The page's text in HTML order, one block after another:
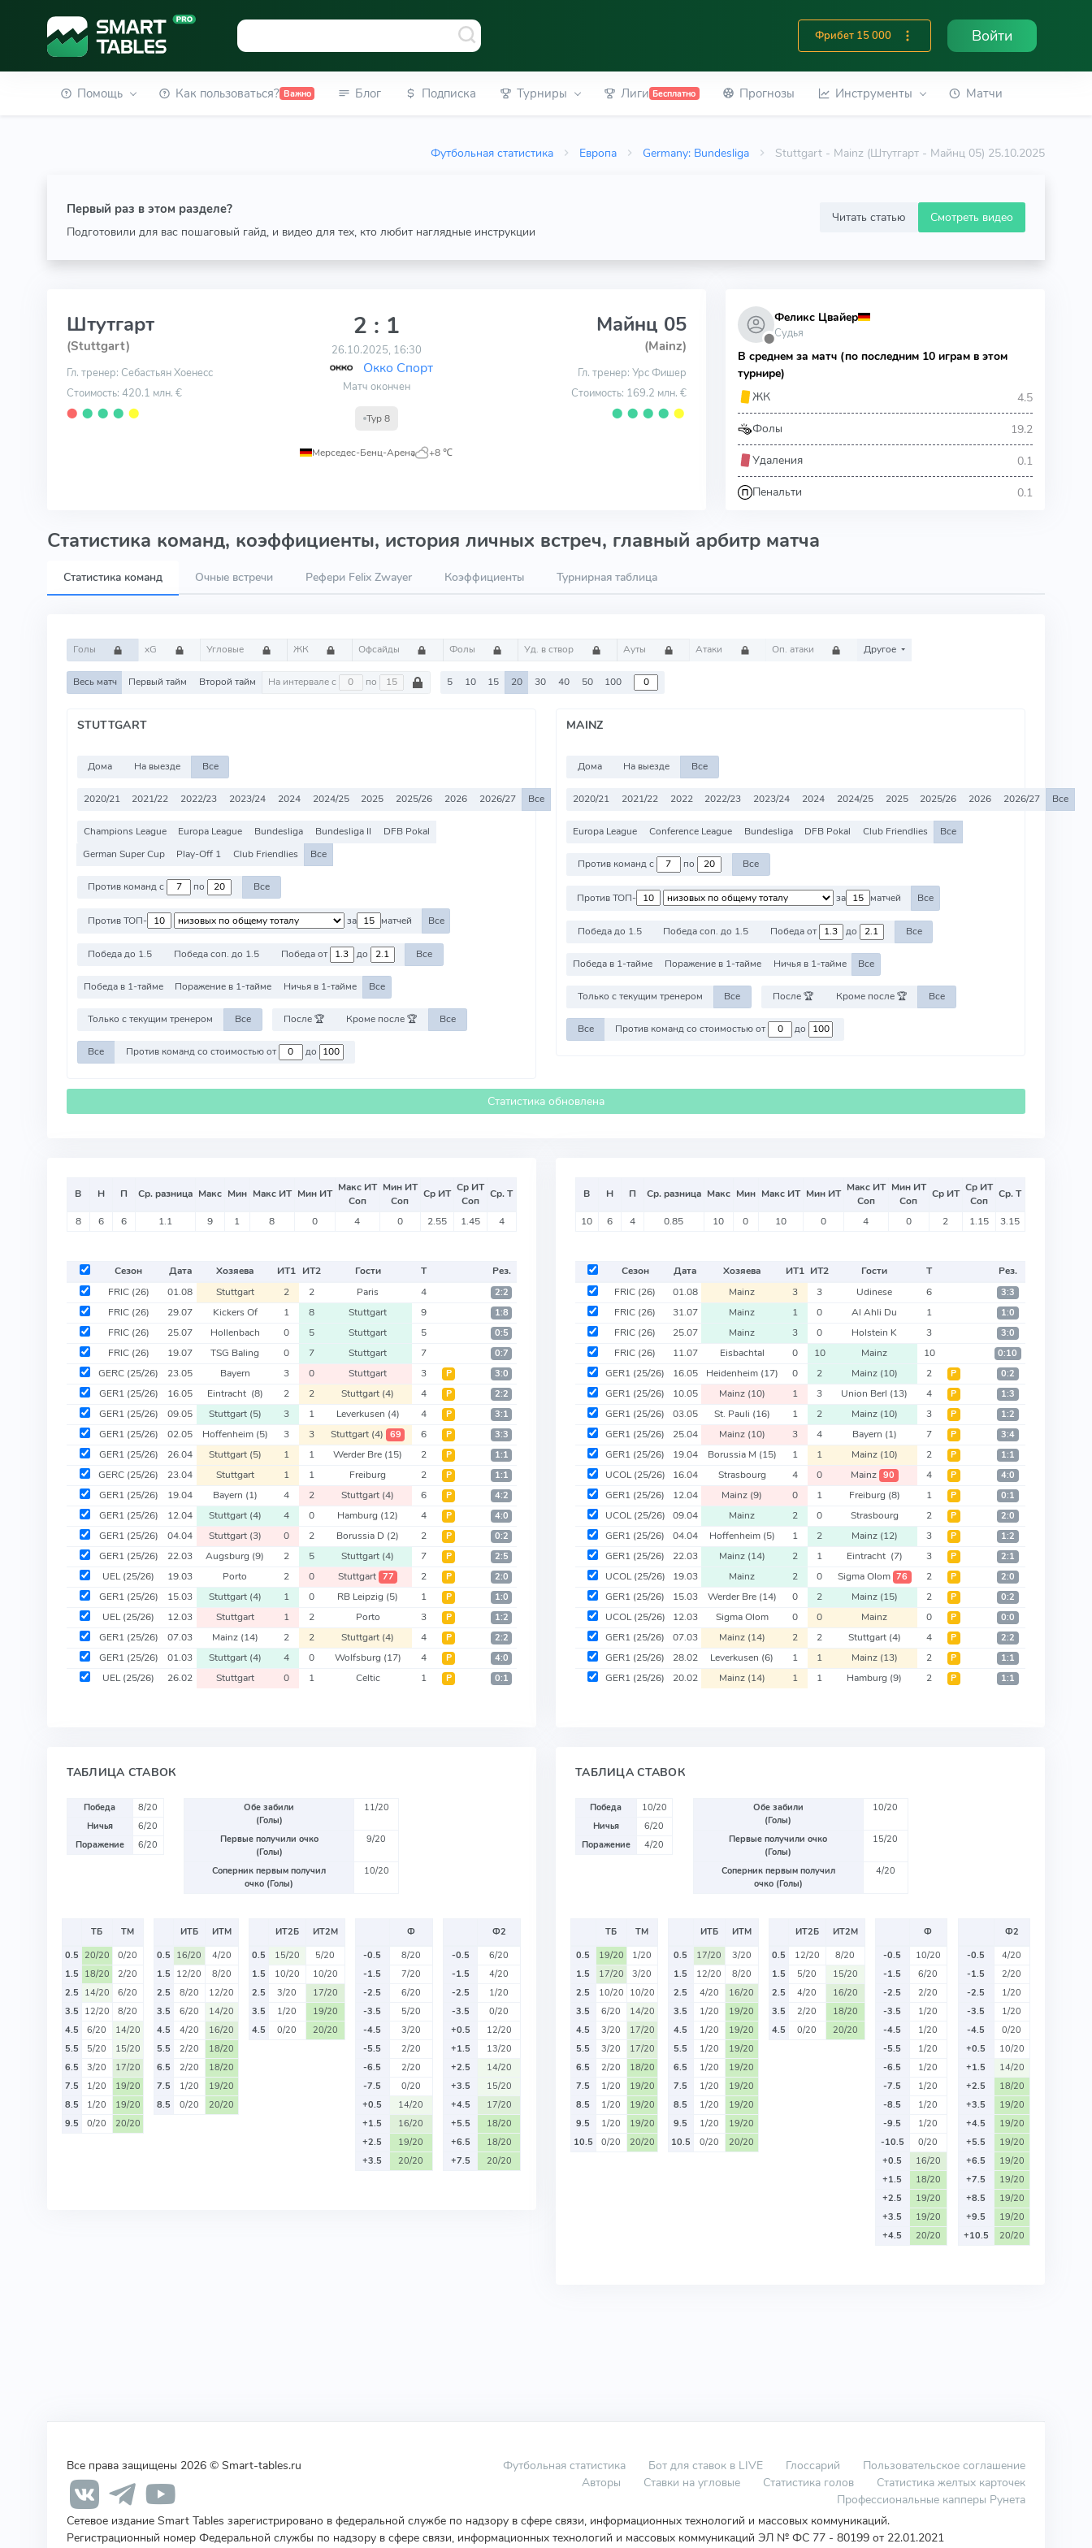
Фрибет 15 000 Войти
Помощь Как пользоваться? Важно Блог Подписка Турниры Лиги Бесплатно Прогнозы Инструменты Матчи
Футбольная статистика Европа Germany: Bundesliga Stuttgart - Mainz (Штутгарт - Майнц 05) 25.10.2025
Первый раз в этом разделе?
Подготовили для вас пошаговый гайд, и видео для тех, кто любит наглядные инструкции
Читать статью Смотреть видео
Штутгарт
(Stuttgart)
Гл. тренер: Себастьян Хоенесс
Стоимость: 420.1 млн. €
⬤ ⬤ ⬤ ⬤ ⬤
2 : 1
26.10.2025, 16:30
Окко Спорт
Матч окончен
Тур 8
Мерседес-Бенц-Арена
, +8 ℃
Майнц 05
(Mainz)
Гл. тренер: Урс Фишер
Стоимость: 169.2 млн. €
⬤ ⬤ ⬤ ⬤ ⬤
⬤
Феликс Цвайер
Судья
В среднем за матч (по последним 10 играм в этом
турнире)
ЖК
4.5
Фолы 19.2
Удаления 0.1
Пенальти 0.1
Статистика команд, коэффициенты, история личных встреч, главный арбитр матча
Статистика команд Очные встречи Рефери Felix Zwayer Коэффициенты Турнирная таблица
Голы xG Угловые ЖК Офсайды Фолы Уд. в створ Ауты Атаки Оп. атаки Другое
Весь матч Первый тайм Второй тайм На интервале с по 5 10 15 20 30 40 50 100
STUTTGART
Дома На выезде Все
2020/21 2021/22 2022/23 2023/24 2024 2024/25 2025 2025/26 2026 2026/27 Все
Champions League Europa League Bundesliga Bundesliga II
DFB Pokal
German Super Cup
Play-Off 1 Club Friendlies Все
Против команд с по Все
Против ТОП- за матчей Все
Победа до 1.5 Победа соп. до 1.5 Победа от до Все
Победа в 1-тайме Поражение в 1-тайме Ничья в 1-тайме Все
Только с текущим тренером Все После 🏆 Кроме после 🏆 Все
Все Против команд со стоимостью от до
MAINZ
Дома На выезде Все
2020/21 2021/22 2022 2022/23 2023/24 2024 2024/25 2025 2025/26 2026 2026/27 Все
Europa League Conference League Bundesliga DFB Pokal Club Friendlies Все
Против команд с по Все
Против ТОП- за матчей Все
Победа до 1.5 Победа соп. до 1.5 Победа от до Все
Победа в 1-тайме Поражение в 1-тайме Ничья в 1-тайме Все
Только с текущим тренером Все После 🏆 Кроме после 🏆 Все
Все Против команд со стоимостью от до
Статистика обновлена
В Н П Ср. разница Макс Мин Макс ИТ Мин ИТ Макс ИТ
Соп
Мин ИТ
Соп
Ср ИТ Ср ИТ
Соп
Ср. Т
8 6 6 1.1 9 1 8 0 4 0 2.55 1.45 4
Сезон Дата Хозяева ИТ1 ИТ2 Гости Т
Рез.
FRIC (26) 01.08 Stuttgart 2 2 Paris 4 2:2
FRIC (26) 29.07 Kickers Of 1 8 Stuttgart 9 1:8
FRIC (26) 25.07 Hollenbach 0 5 Stuttgart 5 0:5
FRIC (26) 19.07 TSG Baling 0 7 Stuttgart 7 0:7
GERC (25/26) 23.05 Bayern 3 0 Stuttgart 3 Р 3:0
GER1 (25/26) 16.05 Eintracht (8) 2 2 Stuttgart (4) 4 Р 2:2
GER1 (25/26) 09.05 Stuttgart (5) 3 1 Leverkusen (4) 4 Р 3:1
GER1 (25/26) 02.05 Hoffenheim (5) 3 3 Stuttgart (4) 69 6 Р 3:3
GER1 (25/26) 26.04 Stuttgart (5) 1 1 Werder Bre (15) 2 Р 1:1
GERC (25/26) 23.04 Stuttgart 1 1 Freiburg 2 Р 1:1
GER1 (25/26) 19.04 Bayern (1) 4 2 Stuttgart (4) 6 Р 4:2
GER1 (25/26) 12.04 Stuttgart (4) 4 0 Hamburg (12) 4 Р 4:0
GER1 (25/26) 04.04 Stuttgart (3) 0 2 Borussia D (2) 2 Р 0:2
GER1 (25/26) 22.03 Augsburg (9) 2 5 Stuttgart (4) 7 Р 2:5
UEL(25/26) 19.03 Porto 2 0 Stuttgart 77 2 Р 2:0
GER1 (25/26) 15.03 Stuttgart (4) 1 0 RB Leipzig (5) 1 Р 1:0
UEL(25/26) 12.03 Stuttgart 1 2 Porto 3 Р 1:2
GER1 (25/26) 07.03 Mainz (14) 2 2 Stuttgart (4) 4 Р 2:2
GER1 (25/26) 01.03 Stuttgart (4) 4 0 Wolfsburg (17) 4 Р 4:0
UEL(25/26) 26.02 Stuttgart 0 1 Celtic 1 Р 0:1
ТАБЛИЦА СТАВОК
Победа
8/20
Ничья
6/20
Поражение
6/20
Обе забили
(Голы)
11/20
Первые получили очко
(Голы)
9/20
Соперник первым получил
очко (Голы)
10/20
ТБ
ТМ
0.5 20/20
0/20
1.5 18/20
2/20
2.5 14/20
6/20
3.5 12/20
8/20
4.5
6/20
14/20
5.5
5/20
15/20
6.5
3/20
17/20
7.5
1/20
19/20
8.5
1/20
19/20
9.5
0/20 20/20
ИТБ
ИТМ
0.5 16/20
4/20
1.5 12/20
8/20
2.5
8/20
12/20
3.5
6/20
14/20
4.5
4/20
16/20
5.5
2/20
18/20
6.5
2/20
18/20
7.5
1/20
19/20
8.5
0/20 20/20
ИТ2Б
ИТ2М
0.5
15/20
5/20
1.5
10/20
10/20
2.5
3/20
17/20
3.5
1/20
19/20
4.5
0/20 20/20
Ф
-0.5
8/20
-1.5
7/20
-2.5
6/20
-3.5
5/20
-4.5
3/20
-5.5
2/20
-6.5
2/20
-7.5
0/20
+0.5
14/20
+1.5
16/20
+2.5
19/20
+3.5
20/20
Ф2
-0.5
6/20
-1.5
4/20
-2.5
1/20
-3.5
0/20
+0.5
12/20
+1.5
13/20
+2.5
14/20
+3.5
15/20
+4.5
17/20
+5.5
18/20
+6.5
18/20
+7.5
20/20
В Н П Ср. разница Макс Мин Макс ИТ Мин ИТ Макс ИТ
Соп
Мин ИТ
Соп
Ср ИТ Ср ИТ
Соп
Ср. Т
10 6 4 0.85 10 0 10 0 4 0 2 1.15 3.15
Сезон Дата Хозяева ИТ1 ИТ2 Гости Т
Рез.
FRIC (26) 01.08 Mainz 3 3 Udinese 6 3:3
FRIC (26) 31.07 Mainz 1 0 Al Ahli Du 1 1:0
FRIC (26) 25.07 Mainz 3 0 Holstein K 3 3:0
FRIC (26) 11.07 Eisbachtal 0 10 Mainz 10 0:10
GER1 (25/26) 16.05 Heidenheim (17) 0 2 Mainz (10) 2 Р 0:2
GER1 (25/26) 10.05 Mainz (10) 1 3 Union Berl (13) 4 Р 1:3
GER1 (25/26) 03.05 St. Pauli (16) 1 2 Mainz (10) 3 Р 1:2
GER1 (25/26) 25.04 Mainz (10) 3 4 Bayern (1) 7 Р 3:4
GER1 (25/26) 19.04 Borussia M (15) 1 1 Mainz (10) 2 Р 1:1
UCOL(25/26) 16.04 Strasbourg 4 0 Mainz 90 4 Р 4:0
GER1 (25/26) 12.04 Mainz (9) 0 1 Freiburg (8) 1 Р 0:1
UCOL(25/26) 09.04 Mainz 2 0 Strasbourg 2 Р 2:0
GER1 (25/26) 04.04 Hoffenheim (5) 1 2 Mainz (12) 3 Р 1:2
GER1 (25/26) 22.03 Mainz (14) 2 1 Eintracht (7) 3 Р 2:1
UCOL(25/26) 19.03 Mainz 2 0 Sigma Olom 76 2 Р 2:0
GER1 (25/26) 15.03 Werder Bre (14) 0 2 Mainz (15) 2 Р 0:2
UCOL(25/26) 12.03 Sigma Olom 0 0 Mainz 0 Р 0:0
GER1 (25/26) 07.03 Mainz (14) 2 2 Stuttgart (4) 4 Р 2:2
GER1 (25/26) 28.02 Leverkusen (6) 1 1 Mainz (13) 2 Р 1:1
GER1 (25/26) 20.02 Mainz (14) 1 1 Hamburg (9) 2 Р 1:1
ТАБЛИЦА СТАВОК
Победа
10/20
Ничья
6/20
Поражение
4/20
Обе забили
(Голы)
10/20
Первые получили очко
(Голы)
15/20
Соперник первым получил
очко (Голы)
4/20
ТБ
ТМ
0.5
19/20
1/20
1.5
17/20
3/20
2.5
10/20 10/20
3.5
6/20
14/20
4.5
3/20
17/20
5.5
3/20
17/20
6.5
2/20
18/20
7.5
1/20
19/20
8.5
1/20
19/20
9.5
1/20
19/20
10.5
0/20 20/20
ИТБ
ИТМ
0.5
17/20
3/20
1.5
12/20
8/20
2.5
4/20
16/20
3.5
1/20
19/20
4.5
1/20
19/20
5.5
1/20
19/20
6.5
1/20
19/20
7.5
1/20
19/20
8.5
1/20
19/20
9.5
1/20
19/20
10.5
0/20 20/20
ИТ2Б
ИТ2М
0.5
12/20
8/20
1.5
5/20
15/20
2.5
4/20
16/20
3.5
2/20
18/20
4.5
0/20 20/20
Ф
-0.5
10/20
-1.5
6/20
-2.5
2/20
-3.5
1/20
-4.5
1/20
-5.5
1/20
-6.5
1/20
-7.5
1/20
-8.5
1/20
-9.5
1/20
-10.5
0/20
+0.5
16/20
+1.5
18/20
+2.5
19/20
+3.5
19/20
+4.5
20/20
Ф2
-0.5
4/20
-1.5
2/20
-2.5
1/20
-3.5
1/20
-4.5
0/20
+0.5
10/20
+1.5
14/20
+2.5
18/20
+3.5
19/20
+4.5
19/20
+5.5
19/20
+6.5
19/20
+7.5
19/20
+8.5
19/20
+9.5
19/20
+10.5
20/20
Все права защищены 2026 © Smart-tables.ru Футбольная статистика Бот для ставок в LIVE Глоссарий
Пользовательское соглашение
Авторы
Ставки на угловые Статистика голов
Статистика желтых карточек
Профессиональные капперы Рунета
Сетевое издание Smart Tables зарегистрировано в федеральной службе по надзору в сфере связи, информационных технологий и массовых коммуникаций.
Регистрационный номер Федеральной службы по надзору в сфере связи, информационных технологий и массовых коммуникаций ЭЛ № ФС 77 - 80199 от 22.01.2021